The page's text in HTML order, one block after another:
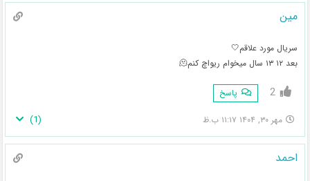
مین
سریال مورد علاقم🤍
بعد ۱۲ ۱۳ سال میخوام ریواچ کنم🫠
2 پاسخ
مهر ۳۰, ۱۴۰۴ ۱۱:۱۷ ب.ظ (
1
)
احمد